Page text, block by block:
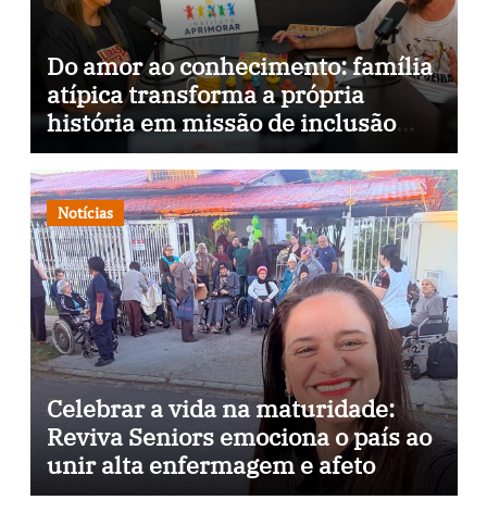
Do amor ao conhecimento: família
atípica transforma a própria
história em missão de inclusão
através da psicopedagogia, podcast
e arte nas ruas
Notícias
Celebrar a vida na maturidade:
Reviva Seniors emociona o país ao
unir alta enfermagem e afeto